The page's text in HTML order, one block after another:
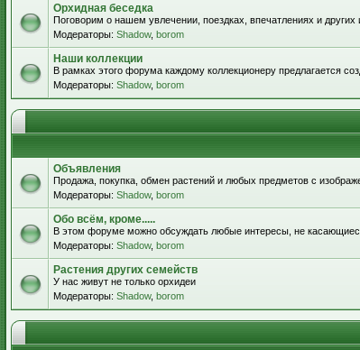
Орхидная беседка
Поговорим о нашем увлечении, поездках, впечатлениях и других
Модераторы: Shadow, borom
Наши коллекции
В рамках этого форума каждому коллекционеру предлагается
Модераторы: Shadow, borom
Объявления
Продажа, покупка, обмен растений и любых предметов с
Модераторы: Shadow, borom
Обо всём, кроме.....
В этом форуме можно обсуждать любые интересы, не
Модераторы: Shadow, borom
Растения других семейств
У нас живут не только орхидеи
Модераторы: Shadow, borom